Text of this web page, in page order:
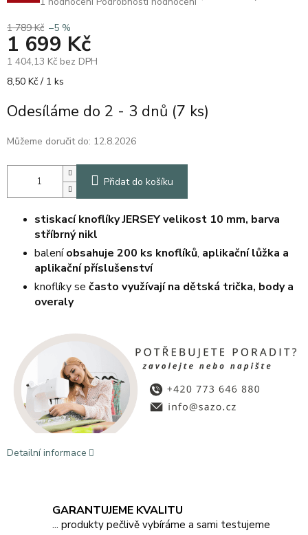
produktu
je
5,0
z
5
1 789 Kč –5 %
1 699 Kč
1 404,13 Kč bez DPH
Měrná
8,50 Kč / 1 ks
Odesíláme do 2 - 3 dnů (7 ks)
Můžeme doručit do: 12.8.2026
Přidat do košíku
stiskací knoflíky JERSEY velikost 10 mm, barva
stříbrný nikl
baleníobsahuje 200 ks knoflíků, aplikační lůžka a
aplikační příslušenství
knoflíky se často využívají na dětská trička, body a
overaly
Detailní informace
GARANTUJEME KVALITU
... produkty pečlivě vybíráme a sami testujeme